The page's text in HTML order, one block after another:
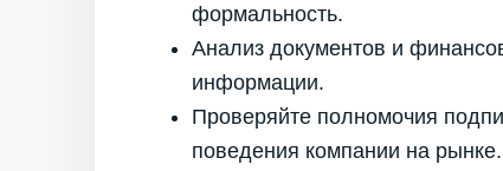
формальность.
Анализ документов и
информации.
Проверяйте полномочия
поведения компании на рынке.